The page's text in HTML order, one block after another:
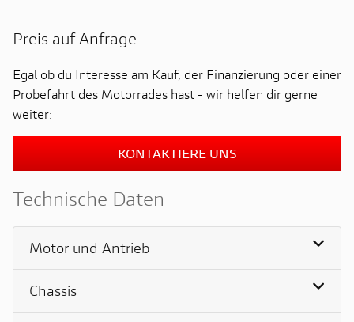
Technische Daten
Motor und Antrieb
Chassis
Preis auf Anfrage
Egal ob du Interesse am Kauf, der Finanzierung oder einer
Probefahrt des Motorrades hast - wir helfen dir gerne
weiter:
KONTAKTIERE UNS